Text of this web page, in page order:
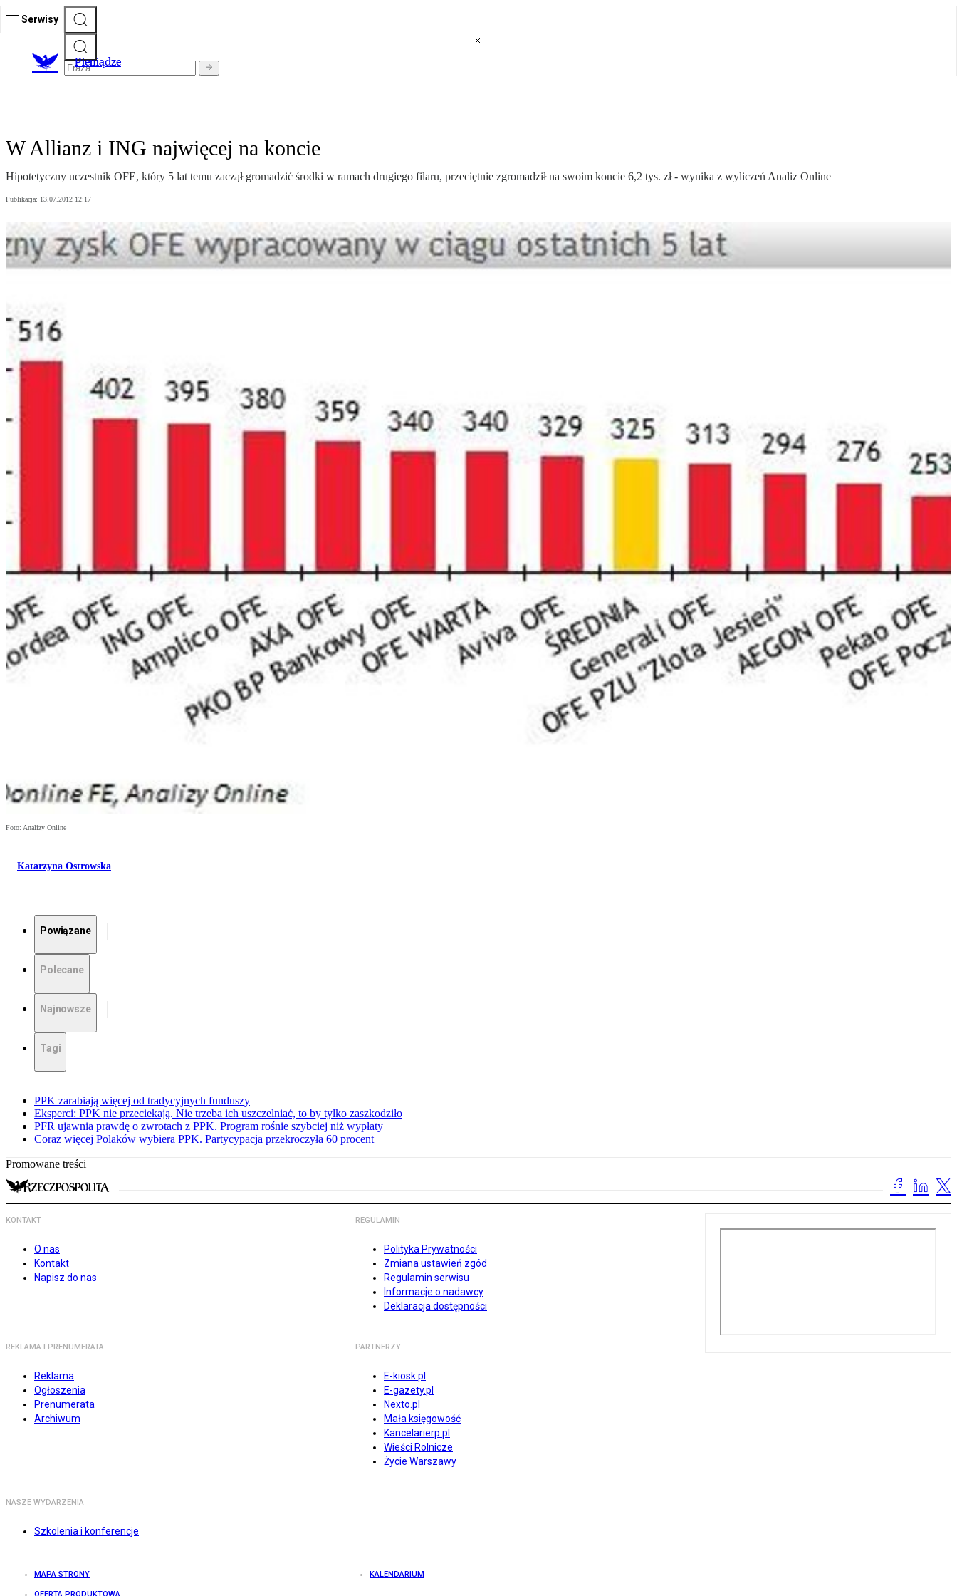
Serwisy
Pieniądze
W Allianz i ING najwięcej na koncie
Hipotetyczny uczestnik OFE, który 5 lat temu zaczął gromadzić środki w ramach drugiego filaru, przeciętnie zgromadził na swoim koncie 6,2 tys. zł - wynika z wyliczeń Analiz Online
Publikacja: 13.07.2012 12:17
Foto: Analizy Online
Katarzyna Ostrowska
Powiązane
Polecane
Najnowsze
Tagi
PPK zarabiają więcej od tradycyjnych funduszy
Eksperci: PPK nie przeciekają. Nie trzeba ich uszczelniać, to by tylko zaszkodziło
PFR ujawnia prawdę o zwrotach z PPK. Program rośnie szybciej niż wypłaty
Coraz więcej Polaków wybiera PPK. Partycypacja przekroczyła 60 procent
Promowane treści
KONTAKT
O nas
Kontakt
Napisz do nas
REGULAMIN
Polityka Prywatności
Zmiana ustawień zgód
Regulamin serwisu
Informacje o nadawcy
Deklaracja dostępności
REKLAMA I PRENUMERATA
Reklama
Ogłoszenia
Prenumerata
Archiwum
PARTNERZY
E-kiosk.pl
E-gazety.pl
Nexto.pl
Mała księgowość
Kancelarierp.pl
Wieści Rolnicze
Życie Warszawy
NASZE WYDARZENIA
Szkolenia i konferencje
MAPA STRONY KALENDARIUM